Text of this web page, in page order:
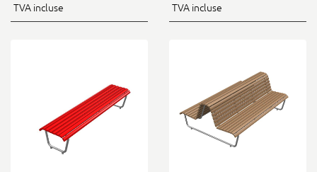
TVA incluse
TVA incluse